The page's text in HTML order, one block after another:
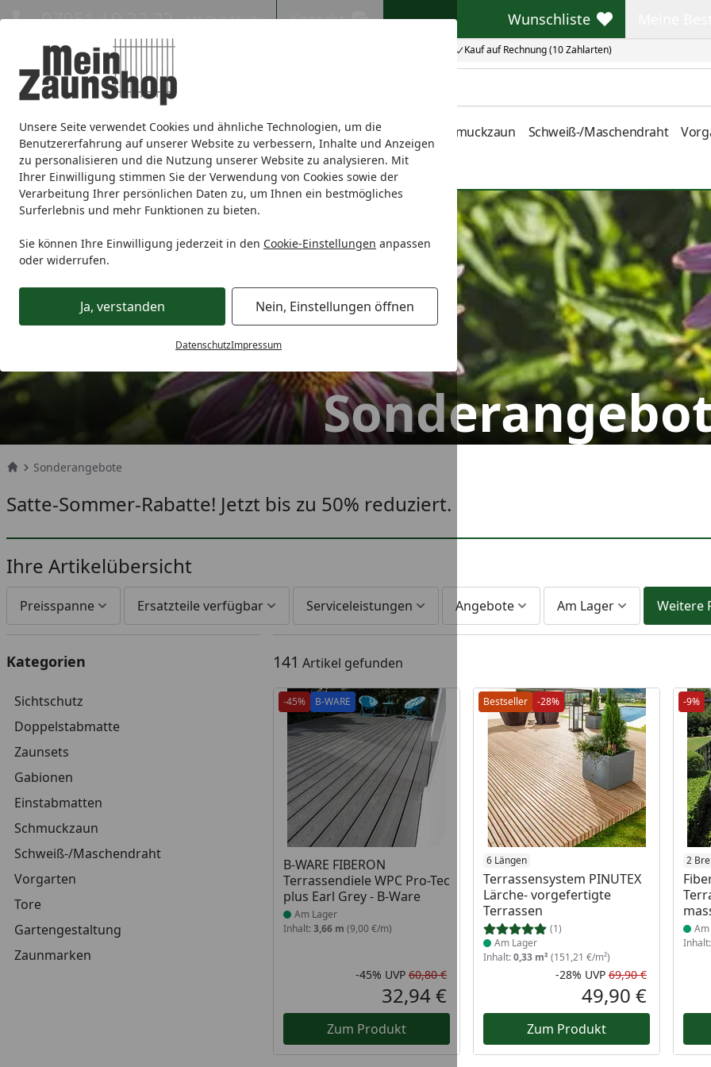
Unsere Seite verwendet Cookies und ähnliche Technologien, um die
Benutzererfahrung auf unserer Website zu verbessern, Inhalte und Anzeigen
zu personalisieren und die Nutzung unserer Website zu analysieren. Mit
Ihrer Einwilligung stimmen Sie der Verwendung von Cookies sowie der
Verarbeitung Ihrer persönlichen Daten zu, um Ihnen ein bestmögliches
Surferlebnis und mehr Funktionen zu bieten.
Sie können Ihre Einwilligung jederzeit in den Cookie-Einstellungen anpassen
oder widerrufen.
Ja, verstanden Nein, Einstellungen öffnen
DatenschutzImpressum
Eigene Montage-Teams Kauf auf Rechnung (10 Zahlarten)
07051 / 9 22 22 Mo-Fr. 8-16 Uhr Kontakt Wunschliste
Wunschliste
Sichtschutz Doppelstabmatte Zaunsets Gabionen Einstabmatten Schmuckzaun Schweiß-/Maschendraht
Zaunmarken
Sonderangebote
Satte-Sommer-Rabatte! Jetzt bis zu 50% reduziert.
Ihre Artikelübersicht
Preisspanne Ersatzteile verfügbar Serviceleistungen Angebote Am Lager Weitere
Kategorien
Sichtschutz
Doppelstabmatte
Zaunsets
Gabionen
Einstabmatten
Schmuckzaun
Schweiß-/Maschendraht
Vorgarten
Tore
Gartengestaltung
Zaunmarken
141 Artikel gefunden
-45% B-WARE B-WARE
B-WARE FIBERON
Terrassendiele WPC Pro-Tec
plus Earl Grey - B-Ware
Produkt am Lager
Am Lager
Inhalt: 3,66 m (9,00 €/m)
Rabatt in Prozent
-45%
Ursprünglicher Preis
UVP 60,80 €
Aktueller Preis
32,94 €
Zum Produkt
Bestseller -28%
6 Längen
Terrassensystem PINUTEX
Lärche- vorgefertigte
Terrassen
(1)
Produkt am Lager
Am Lager
Inhalt:0,33 m² (151,21 €/m²)
Rabatt in
-28% UVP 69,90 €
Aktueller
49,90 €
Zum Produkt
-9%
2
Inhalt: